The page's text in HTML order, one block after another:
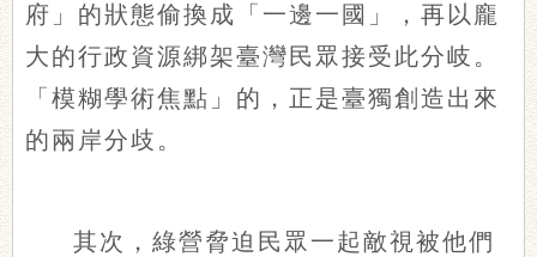
府」的狀態偷換成「一邊一國」，再以龐
大的行政資源綁架臺灣民眾接受此分岐。
「模糊學術焦點」的，正是臺獨創造出來
的兩岸分歧。
其次，綠營脅迫民眾一起敵視被他們